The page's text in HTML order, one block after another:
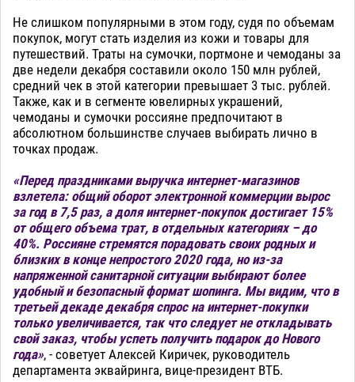
Не слишком популярными в этом году, судя по объемам
покупок, могут стать изделия из кожи и товары для
путешествий. Траты на сумочки, портмоне и чемоданы за
две недели декабря составили около 150 млн рублей,
средний чек в этой категории превышает 3 тыс. рублей.
Также, как и в сегменте ювелирных украшений,
чемоданы и сумочки россияне предпочитают в
абсолютном большинстве случаев выбирать лично в
точках продаж.
«Перед праздниками выручка интернет-магазинов
взлетела: общий оборот электронной коммерции вырос
за год в 7,5 раз, а доля интернет-покупок достигает 15%
от общего объема трат, в отдельных категориях – до
40%. Россияне стремятся порадовать своих родных и
близких в конце непростого 2020 года, но из-за
напряженной санитарной ситуации выбирают более
удобный и безопасный формат шопинга. Мы видим, что в
третьей декаде декабря спрос на интернет-покупки
только увеличивается, так что следует не откладывать
свой заказ, чтобы успеть получить подарок до Нового
года», - советует Алексей Киричек, руководитель
департамента эквайринга, вице-президент ВТБ.